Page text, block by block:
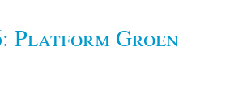
Platform Groen